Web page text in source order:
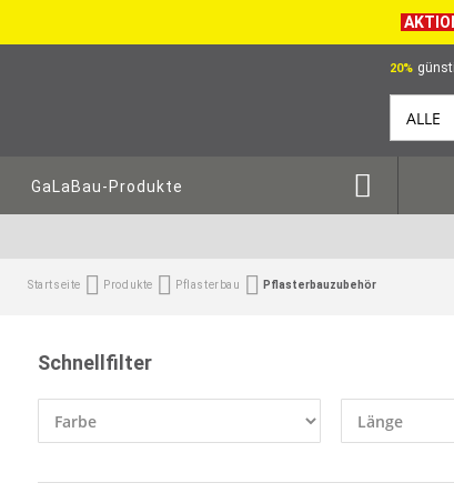
20%
GaLaBau-Produkte
Startseite Produkte Pflasterbau Pflasterbauzubehör
Schnellfilter